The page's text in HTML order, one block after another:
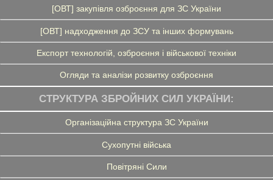
[ОВТ] закупівля озброєння для ЗС України
[ОВТ] надходження до ЗСУ та інших формувань
Експорт технологій, озброєння і військової техніки
Огляди та аналізи розвитку озброєння
СТРУКТУРА ЗБРОЙНИХ СИЛ УКРАЇНИ:
Організаційна структура ЗС України
Сухопутні війська
Повітряні Сили